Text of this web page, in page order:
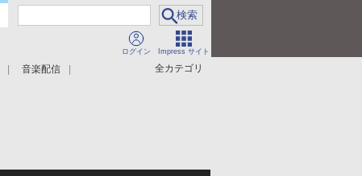
ログイン Impress サイト
全カテゴリ
音楽配信